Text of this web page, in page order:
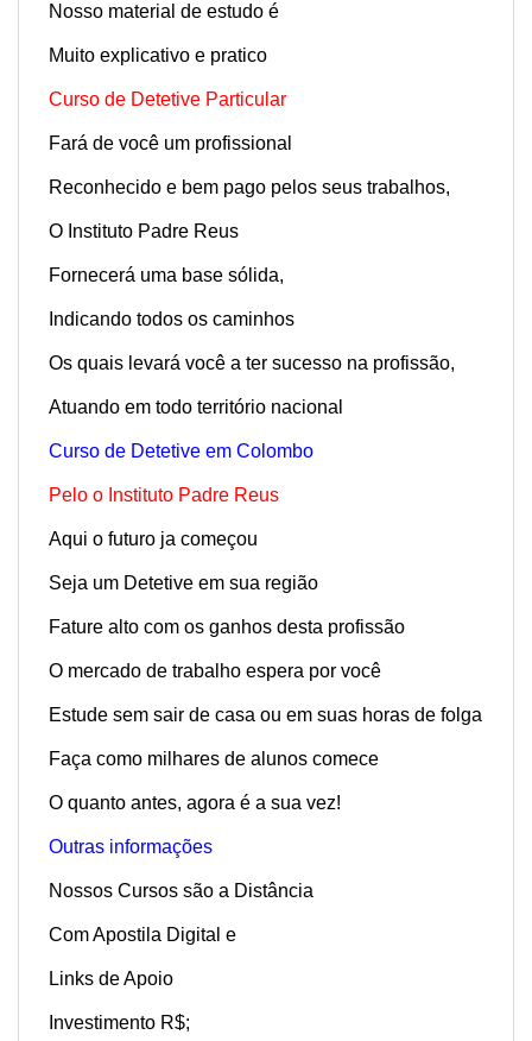
Nosso material de estudo é
Muito explicativo e pratico
Curso de Detetive Particular
Fará de você um profissional
Reconhecido e bem pago pelos seus trabalhos,
O Instituto Padre Reus
Fornecerá uma base sólida,
Indicando todos os caminhos
Os quais levará você a ter sucesso na profissão,
Atuando em todo território nacional
Curso de Detetive em Colombo
Pelo o Instituto Padre Reus
Aqui o futuro ja começou
Seja um Detetive em sua região
Fature alto com os ganhos desta profissão
O mercado de trabalho espera por você
Estude sem sair de casa ou em suas horas de folga
Faça como milhares de alunos comece
O quanto antes, agora é a sua vez!
Outras informações
Nossos Cursos são a Distância
Com Apostila Digital e
Links de Apoio
Investimento R$;